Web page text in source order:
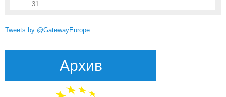
31
Tweets by @GatewayEurope
Архив